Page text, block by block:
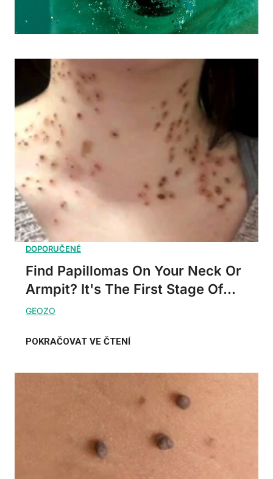
Find Papillomas On Your Neck Or
Armpit? It's The First Stage Of...